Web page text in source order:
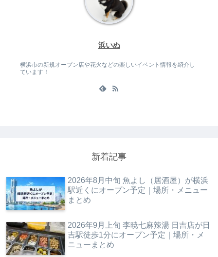
浜いぬ
横浜市の新規オープン店や花火などの楽しいイベント情報を紹介し
ています！
新着記事
2026年8月中旬 魚よし（居酒屋）が横浜
駅近くにオープン予定｜場所・メニュー
まとめ
2026年9月上旬 李暁七麻辣湯 日吉店が日
吉駅徒歩1分にオープン予定｜場所・メ
ニューまとめ